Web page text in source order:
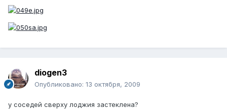
diogen3
Опубликовано: 13 октября, 2009
у соседей сверху лоджия застеклена?